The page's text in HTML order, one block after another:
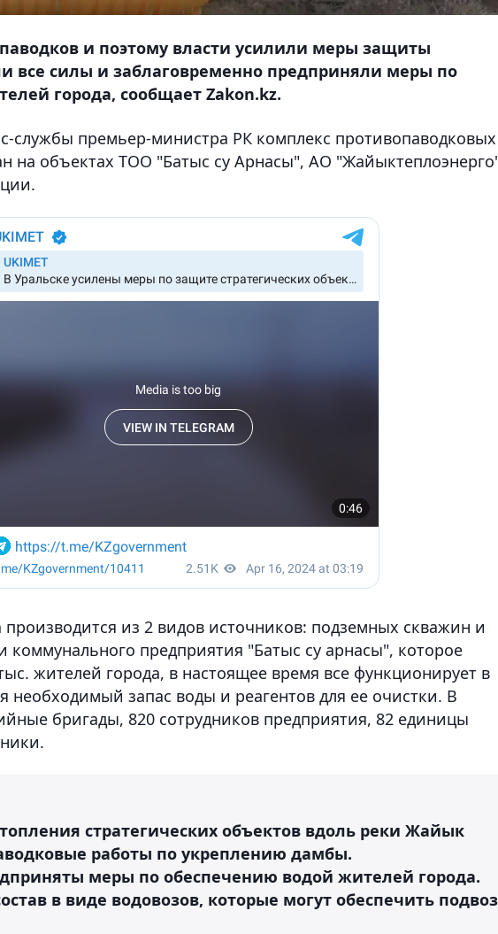
и поэтому власти усилили меры защиты
все силы и заблаговременно предприняли меры по
города, сообщает Zakon.kz.
службы премьер-министра РК комплекс противопаводковых
на объектах ТОО "Батыс су Арнасы", АО
из 2 видов источников: подземных скважин и
коммунального предприятия "Батыс су арнасы", которое
жителей города, в настоящее время все функционирует в
запас воды и реагентов для ее очистки. В
бригады, 820 сотрудников предприятия, 82 единицы
стратегических объектов вдоль реки Жайык
работы по укреплению дамбы.
меры по обеспечению водой жителей города.
в виде водовозов, которые могут обеспечить подвоз